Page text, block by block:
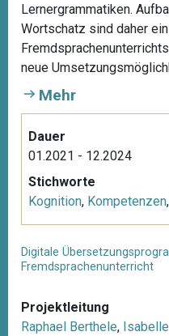
Lernergrammatiken.
Wortschatz sind daher
neue
Mehr
Dauer
01.2021 - 12.2024
Stichworte
Kognition, Kompetenzen,
Digitale
Fremdsprachenunterricht
Projektleitung
Raphael Berthele,